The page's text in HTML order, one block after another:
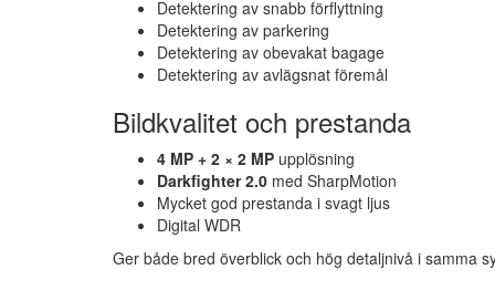
Detektering av snabb förflyttning
Detektering av parkering
Detektering av obevakat bagage
Detektering av avlägsnat föremål
Bildkvalitet och prestanda
4 MP + 2 × 2 MP upplösning
Darkfighter 2.0 med SharpMotion
Mycket god prestanda i svagt ljus
Digital WDR
Ger både bred överblick och hög detaljnivå i samma